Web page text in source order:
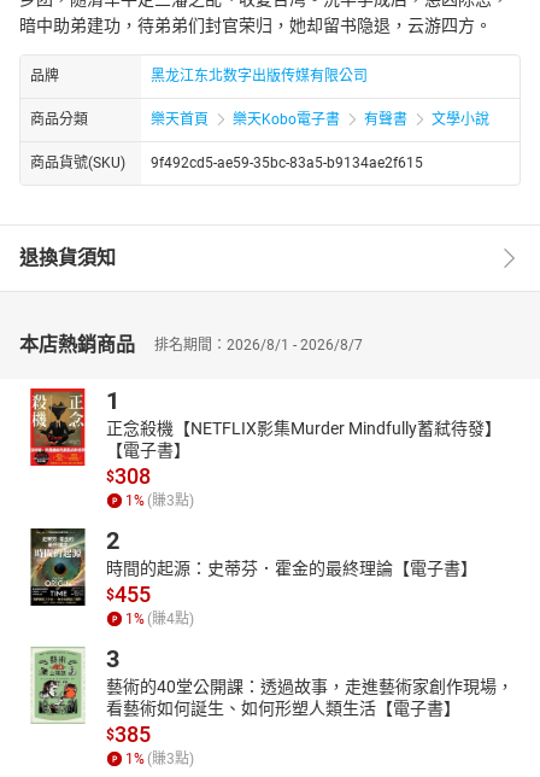
暗中助弟建功，待弟弟们封官荣归，她却留书隐退，云游四方。
品牌 黑龙江东北数字出版传媒有限公司
商品分類 樂天首頁 樂天Kobo電子書 有聲書 文學小說
商品貨號(SKU) 9f492cd5-ae59-35bc-83a5-b9134ae2f615
退換貨須知
本店熱銷商品 排名期間：2026/8/1 - 2026/8/7
1
正念殺機【NETFLIX影集Murder Mindfully蓄弒待發】
【電子書】
$308
1% (賺3點)
2
時間的起源：史蒂芬．霍金的最終理論【電子書】
$455
1% (賺4點)
3
藝術的40堂公開課：透過故事，走進藝術家創作現場，
看藝術如何誕生、如何形塑人類生活【電子書】
$385
1% (賺3點)